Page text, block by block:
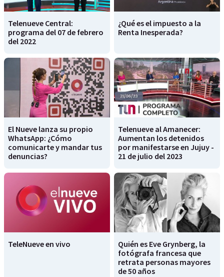
Telenueve Central:
programa del 07 de febrero
del 2022
¿Qué es el impuesto a la
Renta Inesperada?
El Nueve lanza su propio
WhatsApp: ¿Cómo
comunicarte y mandar tus
denuncias?
Telenueve al Amanecer:
Aumentan los detenidos
por manifestarse en Jujuy -
21 de julio del 2023
TeleNueve en vivo
Quién es Eve Grynberg, la
fotógrafa francesa que
retrata personas mayores
de 50 años